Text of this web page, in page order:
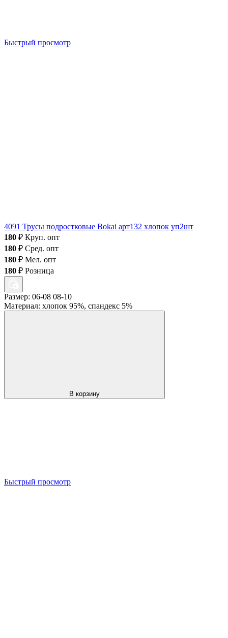
Быстрый просмотр
4091 Трусы подростковые Bokai арт132 хлопок уп2шт
180 ₽ Круп. опт
180 ₽ Сред. опт
180 ₽ Мел. опт
180 ₽ Розница
Размер: 06-08 08-10
Материал: хлопок 95%, спандекс 5%
В корзину
Быстрый просмотр